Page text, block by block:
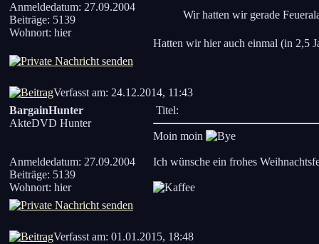
Anmeldedatum: 27.09.2004
Beiträge: 5139
Wohnort: hier
Wir hatten wir gerade
Hatten wir hier auch einmal (in 2,5
Verfasst am: 24.12.2014, 11:43
BargainHunter
AkteDVD Hunter
Anmeldedatum: 27.09.2004
Beiträge: 5139
Wohnort: hier
Titel:
Moin moin
Ich wünsche ein frohes
Verfasst am: 01.01.2015, 18:48